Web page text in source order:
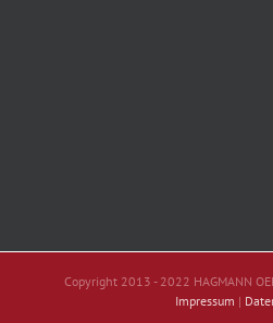
Copyright 2013 - 2022 HAGMANN
Impressum |